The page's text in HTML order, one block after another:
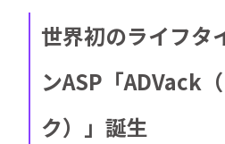
世界初のライフタ
ンASP「ADVack
ク）」誕生